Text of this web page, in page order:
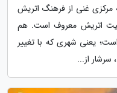
غنی از فرهنگ اتریش
اتریش معروف است. هم
یعنی شهری که با تغییر
از...